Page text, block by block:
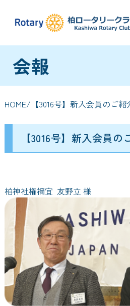
会報
HOME/【3016号】新入会員のご
【3016号】新入会員
柏神社権禰宜 友野立 様